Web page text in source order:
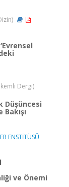
Dergi)
Düşüncesi
ENSTİTÜSÜ
ve Önemi